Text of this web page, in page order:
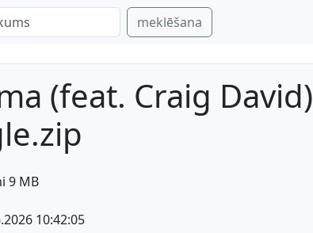
meklēšana
(feat. Craig David)
9 MB
10:42:05